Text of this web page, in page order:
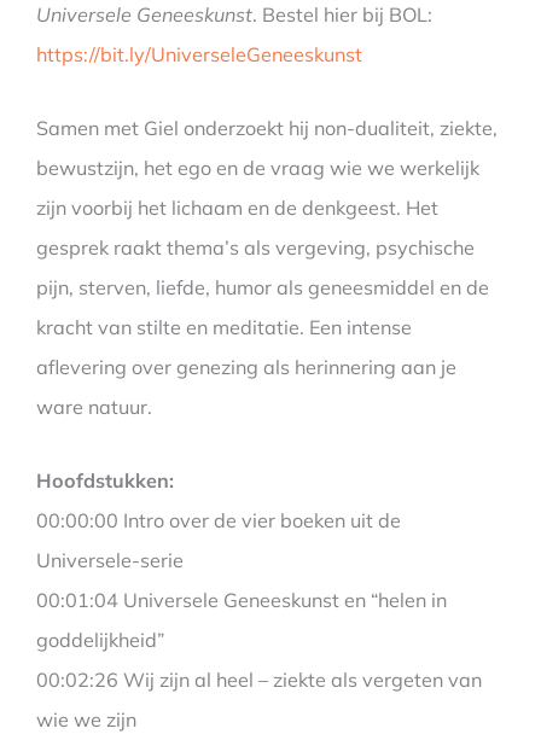
Universele Geneeskunst. Bestel hier bij BOL:
https://bit.ly/UniverseleGeneeskunst
Samen met Giel onderzoekt hij non-dualiteit, ziekte,
bewustzijn, het ego en de vraag wie we werkelijk
zijn voorbij het lichaam en de denkgeest. Het
gesprek raakt thema’s als vergeving, psychische
pijn, sterven, liefde, humor als geneesmiddel en de
kracht van stilte en meditatie. Een intense
aflevering over genezing als herinnering aan je
ware natuur.
Hoofdstukken:
00:00:00 Intro over de vier boeken uit de
Universele-serie
00:01:04 Universele Geneeskunst en “helen in
goddelijkheid”
00:02:26 Wij zijn al heel – ziekte als vergeten van
wie we zijn